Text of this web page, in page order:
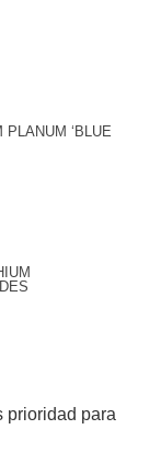
PLANUM ‘BLUE
prioridad para